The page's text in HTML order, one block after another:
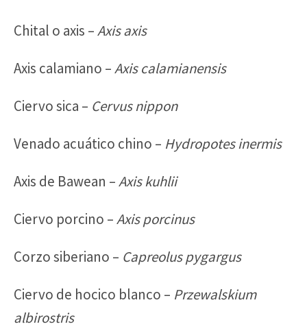
Chital o axis –Axis axis
Axis calamiano –Axis calamianensis
Ciervo sica – Cervus nippon
Venado acuático chino – Hydropotes inermis
Axis de Bawean –Axis kuhlii
Ciervo porcino –Axis porcinus
Corzo siberiano – Capreolus pygargus
Ciervo de hocico blanco – Przewalskium
albirostris